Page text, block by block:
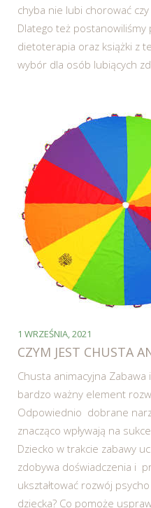
chyba nie lubi chorować
Dlatego też postanowiliśmy
dietoterapia oraz książki z
wybór dla osób lubiących
1 WRZEŚNIA, 2021
CZYM JEST CHUSTA
Chusta animacyjna
bardzo ważny element
Odpowiednio dobrane
znacząco wpływają na
Dziecko w trakcie zabawy
zdobywa doświadczenia i
ukształtować rozwój
dziecka? Co pomoże